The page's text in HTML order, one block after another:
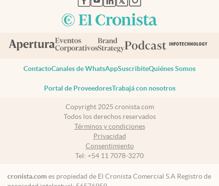
ContactoCanales de WhatsAppSuscribiteQuiénes Somos
Portal de ProveedoresTrabajá con nosotros
Copyright 2025 cronista.com
Todos los derechos reservados
Términos y condiciones
Privacidad
Consentimiento
Tel: +54 11 7078-3270
cronista.com es propiedad de El Cronista Comercial S.A Registro de